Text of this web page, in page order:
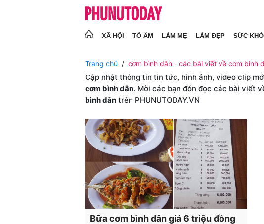
XÃ HỘI TỔ ẤM LÀM MẸ LÀM ĐẸP SỨC
Trang chủ cơm bình dân - các bài viết về cơm bình
Cập nhật thông tin tin tức, hình ảnh, video clip
cơm bình dân. Mời các bạn đón đọc các bài viết
bình dân trên PHUNUTODAY.VN
Bữa cơm bình dân giá 6 triệu đồng